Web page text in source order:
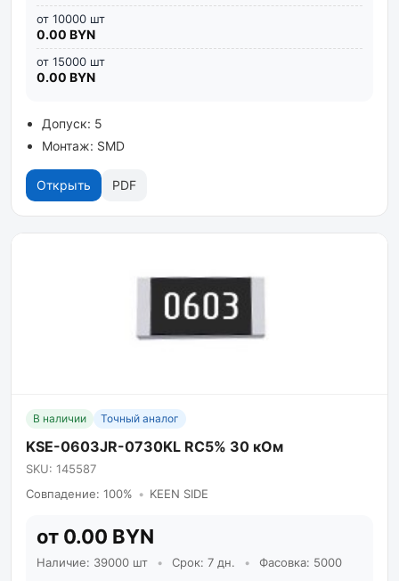
от 10000 шт
0.00 BYN
от 15000 шт
0.00 BYN
Допуск: 5
Монтаж: SMD
Открыть PDF
В наличии Точный аналог
KSE-0603JR-0730KL RC5% 30 кОм
SKU: 145587
Совпадение: 100% • KEEN SIDE
от 0.00 BYN
Наличие: 39000 шт • Срок: 7 дн. •
Фасовка: 5000